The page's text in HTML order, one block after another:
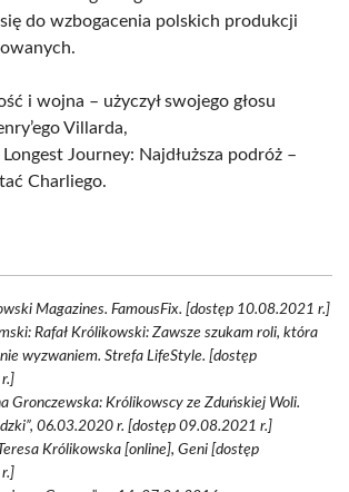
do wzbogacenia polskich produkcji
i wojna – użyczył swojego głosu
Villarda,
Journey: Najdłuższa podróż –
Charliego.
Magazines. FamousFix. [dostęp 10.08.2021 r.]
Rafał Królikowski: Zawsze szukam roli, która
wyzwaniem. Strefa LifeStyle. [dostęp
Gronczewska: Królikowscy ze Zduńskiej Woli.
06.03.2020 r. [dostęp 09.08.2021 r.]
Królikowska [online], Geni [dostęp